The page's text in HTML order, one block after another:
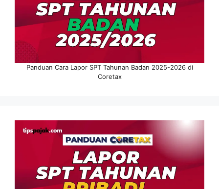
Panduan Cara Lapor SPT Tahunan Badan 2025-2026 di
Coretax